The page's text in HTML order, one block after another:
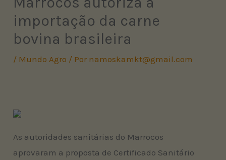
importação da carne
bovina brasileira
/ Mundo Agro / Por namoskamkt@gmail.com
As autoridades sanitárias do Marrocos
aprovaram a proposta de Certificado Sanitário